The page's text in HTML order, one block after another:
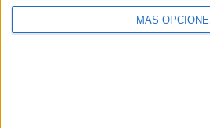
MÁS